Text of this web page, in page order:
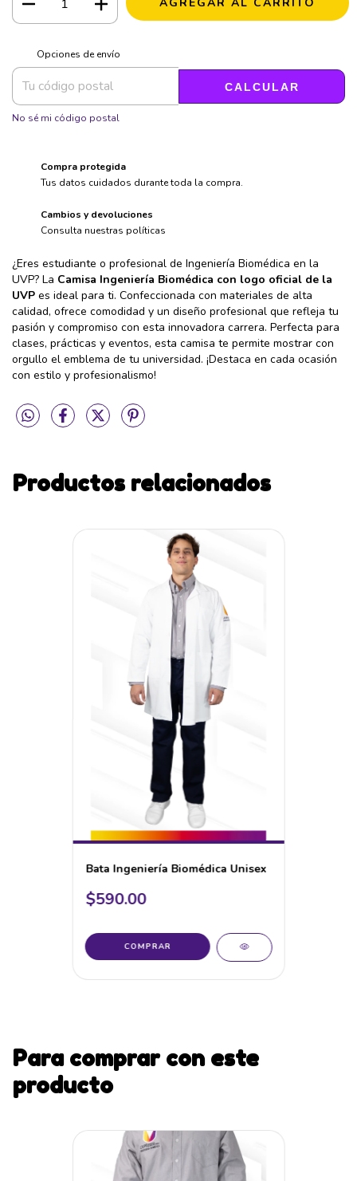
Entregas para el CP:
Opciones de envío
CALCULAR
No sé mi código postal
Compra protegida
Tus datos cuidados durante toda la compra.
Cambios y devoluciones
Consulta nuestras políticas
¿Eres estudiante o profesional de Ingeniería Biomédica en la
UVP? La Camisa Ingeniería Biomédica con logo oficial de la
UVP es ideal para ti. Confeccionada con materiales de alta
calidad, ofrece comodidad y un diseño profesional que refleja tu
pasión y compromiso con esta innovadora carrera. Perfecta para
clases, prácticas y eventos, esta camisa te permite mostrar con
orgullo el emblema de tu universidad. ¡Destaca en cada ocasión
con estilo y profesionalismo!
Productos relacionados
Bata Ingeniería Biomédica Unisex
$590.00
COMPRAR
Para comprar con este
producto